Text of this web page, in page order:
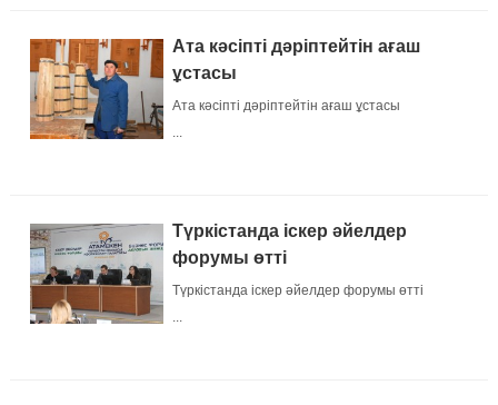
Ата кәсіпті дәріптейтін ағаш
ұстасы
Ата кәсіпті дәріптейтін ағаш ұстасы
...
Түркістанда іскер әйелдер
форумы өтті
Түркістанда іскер әйелдер форумы өтті
...